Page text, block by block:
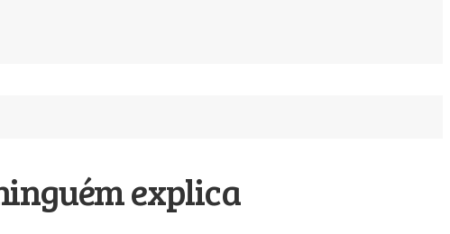
explica